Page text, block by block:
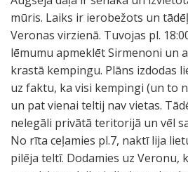
mūris. Laiks ir ierobežots un
Veronas virzienā. Tuvojas pl.
lēmumu apmeklēt Sirmenoni un
krastā kempingu. Plāns izdodas
uz faktu, ka visi kempingi (un to
un pat vienai teltij nav vietas.
nelegāli privātā teritorijā un vēl
No rīta ceļamies pl.7, naktī lija
pilēja teltī. Dodamies uz Veronu,